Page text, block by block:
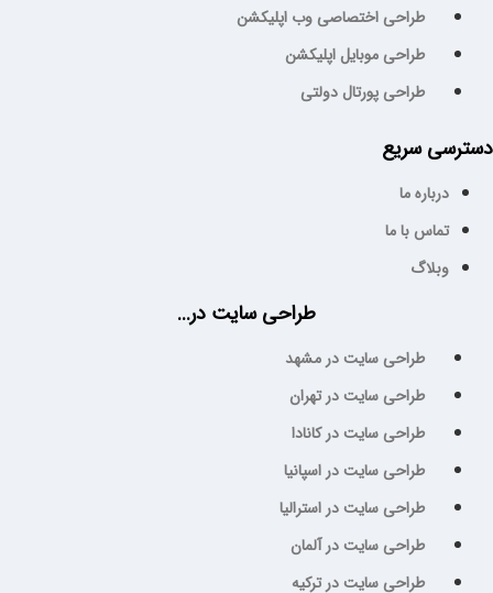
طراحی اختصاصی وب اپلیکشن
طراحی موبایل اپلیکشن
طراحی پورتال دولتی
دسترسی سریع
درباره ما
تماس با ما
وبلاگ
طراحی سایت در...
طراحی سایت در مشهد
طراحی سایت در تهران
طراحی سایت در کانادا
طراحی سایت در اسپانیا
طراحی سایت در استرالیا
طراحی سایت در آلمان
طراحی سایت در ترکیه